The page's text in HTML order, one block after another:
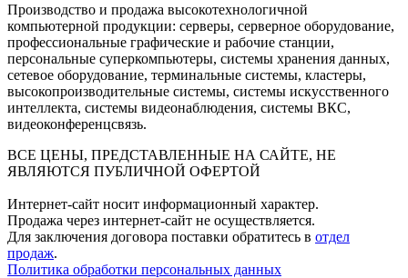
Производство и продажа высокотехнологичной
компьютерной продукции: серверы, серверное оборудование,
профессиональные графические и рабочие станции,
персональные суперкомпьютеры, системы хранения данных,
сетевое оборудование, терминальные системы, кластеры,
высокопроизводительные системы, системы искусственного
интеллекта, системы видеонаблюдения, системы ВКС,
видеоконференцсвязь.
ВСЕ ЦЕНЫ, ПРЕДСТАВЛЕННЫЕ НА САЙТЕ, НЕ
ЯВЛЯЮТСЯ ПУБЛИЧНОЙ ОФЕРТОЙ
Интернет-сайт носит информационный характер.
Продажа через интернет-сайт не осуществляется.
Для заключения договора поставки обратитесь в отдел
продаж.
Политика обработки персональных данных